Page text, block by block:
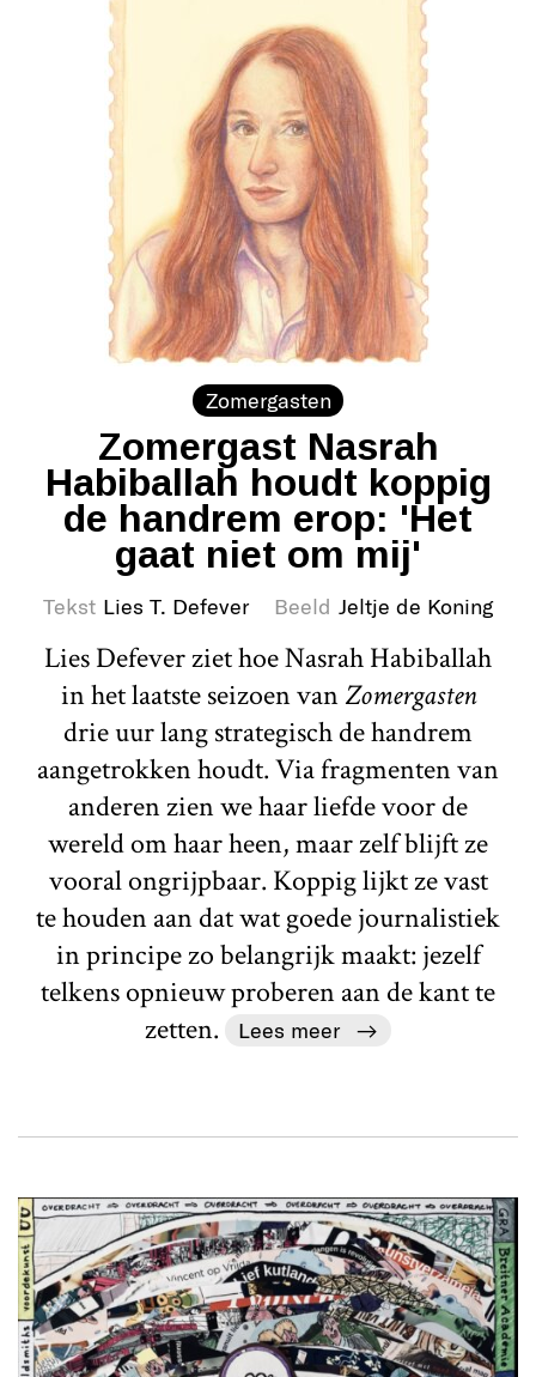
Zomergasten
Zomergast Nasrah
Habiballah houdt koppig
de handrem erop: 'Het
gaat niet om mij'
Tekst Lies T. Defever Beeld Jeltje de Koning
Lies Defever ziet hoe Nasrah Habiballah
in het laatste seizoen vanZomergasten
drie uur lang strategisch de handrem
aangetrokken houdt. Via fragmenten van
anderen zien we haar liefde voor de
wereld om haar heen, maar zelf blijft ze
vooral ongrijpbaar. Koppig lijkt ze vast
te houden aan dat wat goede journalistiek
in principe zo belangrijk maakt: jezelf
telkens opnieuw proberen aan de kant te
zetten.
Lees meer